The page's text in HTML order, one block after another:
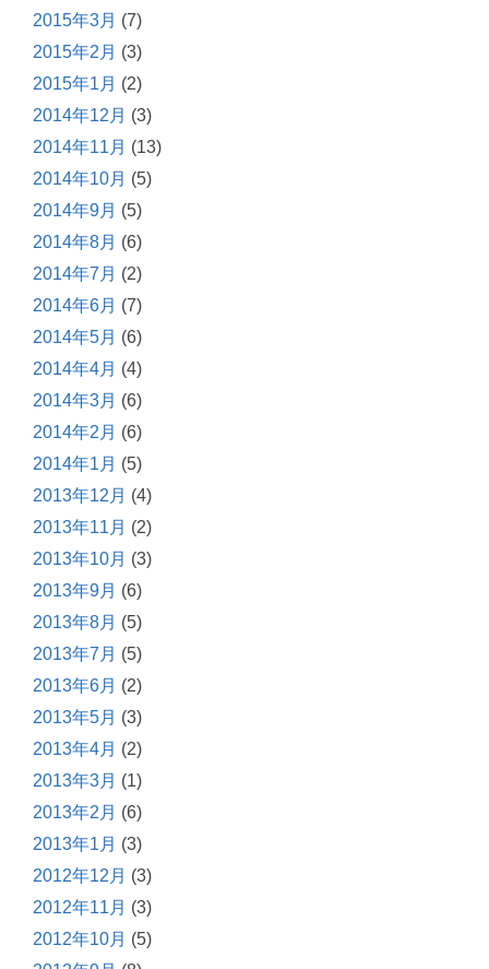
2015年3月 (7)
2015年2月 (3)
2015年1月 (2)
2014年12月 (3)
2014年11月 (13)
2014年10月 (5)
2014年9月 (5)
2014年8月 (6)
2014年7月 (2)
2014年6月 (7)
2014年5月 (6)
2014年4月 (4)
2014年3月 (6)
2014年2月 (6)
2014年1月 (5)
2013年12月 (4)
2013年11月 (2)
2013年10月 (3)
2013年9月 (6)
2013年8月 (5)
2013年7月 (5)
2013年6月 (2)
2013年5月 (3)
2013年4月 (2)
2013年3月 (1)
2013年2月 (6)
2013年1月 (3)
2012年12月 (3)
2012年11月 (3)
2012年10月 (5)